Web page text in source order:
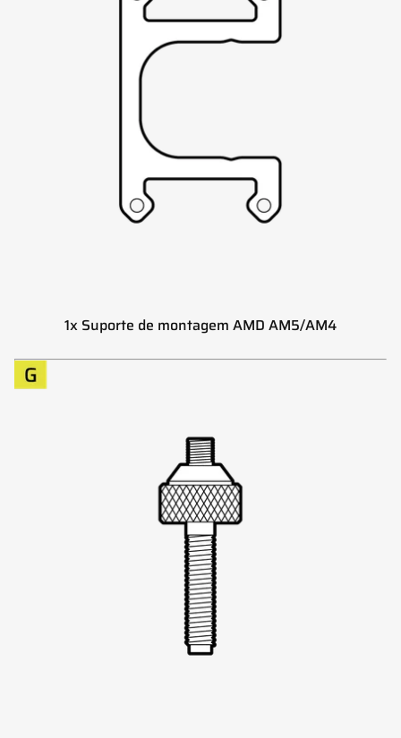
1x Suporte de montagem AMD AM5/AM4